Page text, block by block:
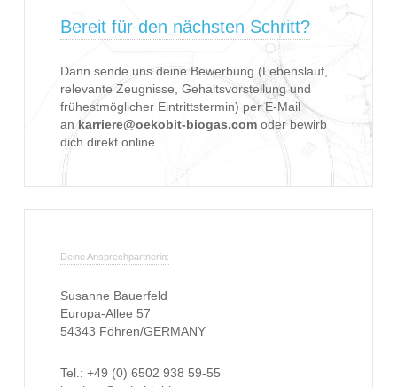
Bereit für den nächsten Schritt?
Dann sende uns deine Bewerbung (Lebenslauf,
relevante Zeugnisse, Gehaltsvorstellung und
frühestmöglicher Eintrittstermin) per E-Mail
an karriere@oekobit-biogas.com oder bewirb
dich direkt online.
Deine Ansprechpartnerin:
Susanne Bauerfeld
Europa-Allee 57
54343 Föhren/GERMANY
Tel.: +49 (0) 6502 938 59-55